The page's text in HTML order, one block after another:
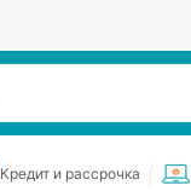
Кредит и рассрочка